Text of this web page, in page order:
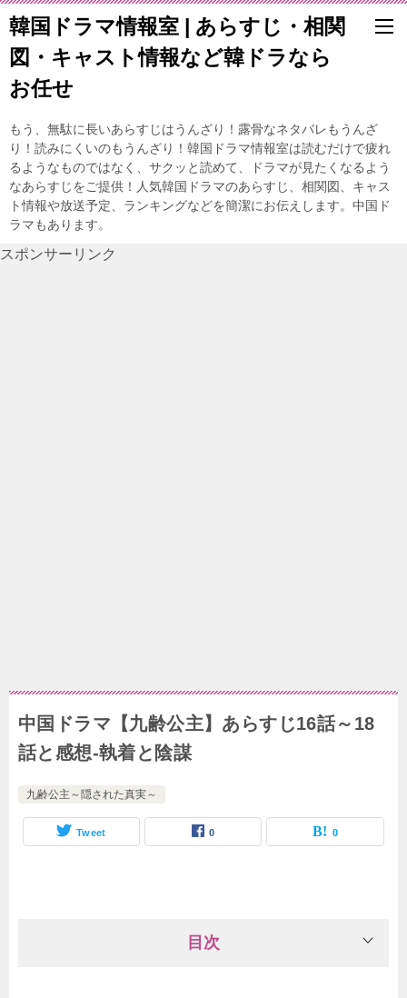
韓国ドラマ情報室 | あらすじ・相関
図・キャスト情報など韓ドラなら
お任せ
もう、無駄に長いあらすじはうんざり！露骨なネタバレもうんざ
り！読みにくいのもうんざり！韓国ドラマ情報室は読むだけで疲れ
るようなものではなく、サクッと読めて、ドラマが見たくなるよう
なあらすじをご提供！人気韓国ドラマのあらすじ、相関図、キャス
ト情報や放送予定、ランキングなどを簡潔にお伝えします。中国ド
ラマもあります。
スポンサーリンク
中国ドラマ【九齢公主】あらすじ16話～18
話と感想-執着と陰謀
九齢公主～隠された真実～
Tweet 0 0
目次